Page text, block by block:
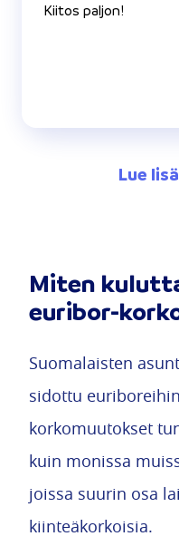
Kiitos paljon!
Lue
Miten
euribor-
Suomalaisten
sidottu
korkomuutokset
kuin monissa
joissa suurin osa
kiinteäkorkoisia.